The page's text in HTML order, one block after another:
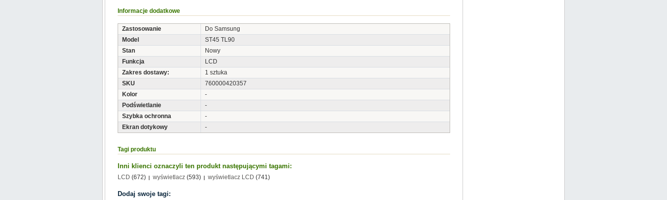
Informacje dodatkowe
Zastosowanie
Do Samsung
Model
ST45 TL90
Stan
Nowy
Funkcja
LCD
Zakres dostawy:
1 sztuka
SKU
760000420357
Kolor
-
Podświetlanie
-
Szybka ochronna
-
Ekran dotykowy
-
Tagi produktu
Inni klienci oznaczyli ten produkt następującymi tagami:
LCD (672) wyświetlacz (593) wyświetlacz LCD (741)
Dodaj swoje tagi: